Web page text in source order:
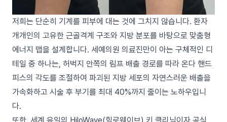
저희는 단순히 기계를 피부에 대는 것에 그치지 않습니다. 환자
개개인의 고유한 근골격계 구조와 지방 분포를 바탕으로 맞춤형
에너지 맵을 설계합니다. 세예의원 의료진만이 아는 구체적인 디
테일 중 하나는, 허벅지 안쪽의 림프 배출 경로를 따라 온다 핸드
피스의 각도를 조절하여 파괴된 지방 세포의 자연스러운 배출을
가속화하고 시술 후 부기를 최대 40%까지 줄이는 노하우입니
다.